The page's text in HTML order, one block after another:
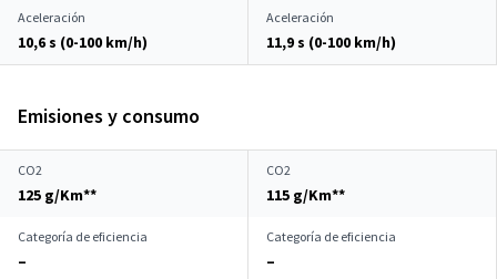
Aceleración
10,6 s (0-100 km/h)
Aceleración
11,9 s (0-100 km/h)
Emisiones y consumo
CO2
125 g/Km**
CO2
115 g/Km**
Categoría de eficiencia
–
Categoría de eficiencia
–